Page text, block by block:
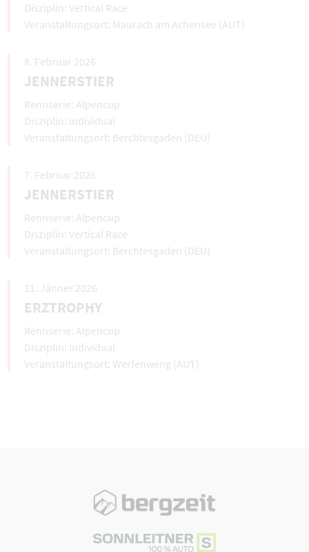
Vertical Race
Maurach am Achensee (AUT)
8. Februar 2026
JENNERSTIER
Alpencup
Individual
Berchtesgaden (DEU)
7. Februar 2026
JENNERSTIER
Alpencup
Vertical Race
Berchtesgaden (DEU)
11. Jänner 2026
ERZTROPHY
Alpencup
Individual
Werfenweng (AUT)